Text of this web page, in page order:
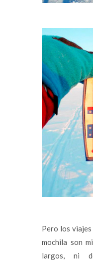
Pero los viajes
mochila son
largos, ni